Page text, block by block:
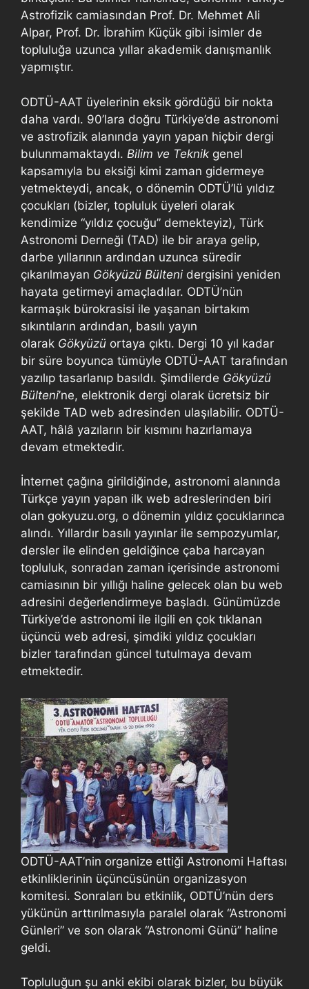
Astrofizik camiasından Prof. Dr. Mehmet Ali
Alpar, Prof. Dr. İbrahim Küçük gibi isimler de
topluluğa uzunca yıllar akademik danışmanlık
yapmıştır.
ODTÜ-AAT üyelerinin eksik gördüğü bir nokta
daha vardı. 90’lara doğru Türkiye’de astronomi
ve astrofizik alanında yayın yapan hiçbir dergi
bulunmamaktaydı. Bilim ve Teknik genel
kapsamıyla bu eksiği kimi zaman gidermeye
yetmekteydi, ancak, o dönemin ODTÜ’lü yıldız
çocukları (bizler, topluluk üyeleri olarak
kendimize “yıldız çocuğu” demekteyiz), Türk
Astronomi Derneği (TAD) ile bir araya gelip,
darbe yıllarının ardından uzunca süredir
çıkarılmayan Gökyüzü Bülteni dergisini yeniden
hayata getirmeyi amaçladılar. ODTÜ’nün
karmaşık bürokrasisi ile yaşanan birtakım
sıkıntıların ardından, basılı yayın
olarak Gökyüzü ortaya çıktı. Dergi 10 yıl kadar
bir süre boyunca tümüyle ODTÜ-AAT tarafından
yazılıp tasarlanıp basıldı. Şimdilerde Gökyüzü
Bülteni’ne, elektronik dergi olarak ücretsiz bir
şekilde TAD web adresinden ulaşılabilir. ODTÜ-
AAT, hâlâ yazıların bir kısmını hazırlamaya
devam etmektedir.
İnternet çağına girildiğinde, astronomi alanında
Türkçe yayın yapan ilk web adreslerinden biri
olan gokyuzu.org, o dönemin yıldız çocuklarınca
alındı. Yıllardır basılı yayınlar ile sempozyumlar,
dersler ile elinden geldiğince çaba harcayan
topluluk, sonradan zaman içerisinde astronomi
camiasının bir yıllığı haline gelecek olan bu web
adresini değerlendirmeye başladı. Günümüzde
Türkiye’de astronomi ile ilgili en çok tıklanan
üçüncü web adresi, şimdiki yıldız çocukları
bizler tarafından güncel tutulmaya devam
etmektedir.
ODTÜ-AAT’nin organize ettiği Astronomi Haftası
etkinliklerinin üçüncüsünün organizasyon
komitesi. Sonraları bu etkinlik, ODTÜ’nün ders
yükünün arttırılmasıyla paralel olarak “Astronomi
Günleri” ve son olarak “Astronomi Günü” haline
geldi.
Topluluğun şu anki ekibi olarak bizler, bu büyük